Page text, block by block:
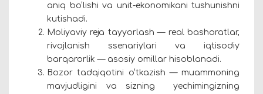
aniq bo‘lishi va unit-ekonomikani tushunishni
kutishadi.
Moliyaviy reja tayyorlash — real bashoratlar,
rivojlanish ssenariylari va iqtisodiy
barqarorlik — asosiy omillar hisoblanadi.
Bozor tadqiqotini o‘tkazish — muammoning
mavjudligini va sizning yechimingizning